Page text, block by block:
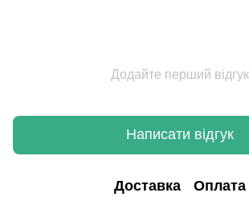
Додайте перший відгук
Написати відгук
Доставка Оплата